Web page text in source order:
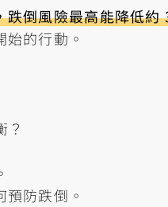
跌倒風險最高能降低約
的行動。
？
防跌倒。